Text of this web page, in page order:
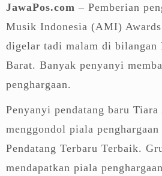
JawaPos.com – Pemberian
Musik Indonesia (AMI)
digelar tadi malam di bilangan
Barat. Banyak penyanyi
penghargaan.
Penyanyi pendatang baru
menggondol piala
Pendatang Terbaru Terbaik.
mendapatkan piala